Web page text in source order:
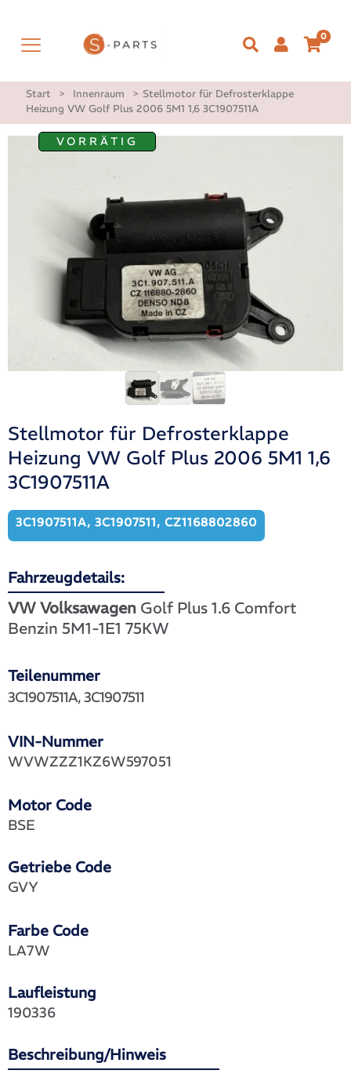
0
Start > Innenraum > Stellmotor für Defrosterklappe
Heizung VW Golf Plus 2006 5M1 1,6 3C1907511A
VORRÄTIG
Stellmotor für Defrosterklappe
Heizung VW Golf Plus 2006 5M1 1,6
3C1907511A
3C1907511A, 3C1907511, CZ1168802860
Fahrzeugdetails:
VW Volksawagen Golf Plus 1.6 Comfort
Benzin 5M1-1E1 75KW
Teilenummer
VIN-Nummer
3C1907511A, 3C1907511
WVWZZZ1KZ6W597051
Motor Code
Getriebe Code
BSE
GVY
Farbe Code
Laufleistung
LA7W
190336
Beschreibung/Hinweis